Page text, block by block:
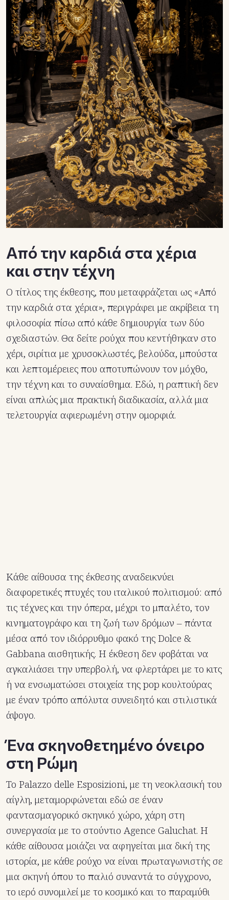
Από την καρδιά στα χέρια
και στην τέχνη
Ο τίτλος της έκθεσης, που μεταφράζεται ως «Από
την καρδιά στα χέρια», περιγράφει με ακρίβεια τη
φιλοσοφία πίσω από κάθε δημιουργία των δύο
σχεδιαστών. Θα δείτε ρούχα που κεντήθηκαν στο
χέρι, σιρίτια με χρυσοκλωστές, βελούδα, μπούστα
και λεπτομέρειες που αποτυπώνουν τον μόχθο,
την τέχνη και το συναίσθημα. Εδώ, η ραπτική δεν
είναι απλώς μια πρακτική διαδικασία, αλλά μια
τελετουργία αφιερωμένη στην ομορφιά.
Κάθε αίθουσα της έκθεσης αναδεικνύει
διαφορετικές πτυχές του ιταλικού πολιτισμού: από
τις τέχνες και την όπερα, μέχρι το μπαλέτο, τον
κινηματογράφο και τη ζωή των δρόμων – πάντα
μέσα από τον ιδιόρρυθμο φακό της Dolce &
Gabbana αισθητικής. Η έκθεση δεν φοβάται να
αγκαλιάσει την υπερβολή, να φλερτάρει με το κιτς
ή να ενσωματώσει στοιχεία της pop κουλτούρας
με έναν τρόπο απόλυτα συνειδητό και στιλιστικά
άψογο.
Ένα σκηνοθετημένο όνειρο
στη Ρώμη
Το Palazzo delle Esposizioni, με τη νεοκλασική του
αίγλη, μεταμορφώνεται εδώ σε έναν
φαντασμαγορικό σκηνικό χώρο, χάρη στη
συνεργασία με το στούντιο Agence Galuchat. Η
κάθε αίθουσα μοιάζει να αφηγείται μια δική της
ιστορία, με κάθε ρούχο να είναι πρωταγωνιστής σε
μια σκηνή όπου το παλιό συναντά το σύγχρονο,
το ιερό συνομιλεί με το κοσμικό και το παραμύθι